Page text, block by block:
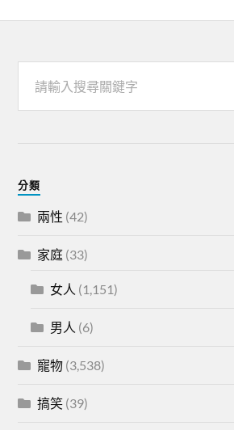
分類
兩性 (42)
家庭 (33)
女人 (1,151)
男人 (6)
寵物 (3,538)
搞笑 (39)